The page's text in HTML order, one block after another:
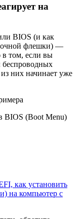
на
BIOS (и как
флешки) —
в том, если вы
беспроводных
них начинает уже
BIOS (Boot Menu)
как установить
на компьютер с